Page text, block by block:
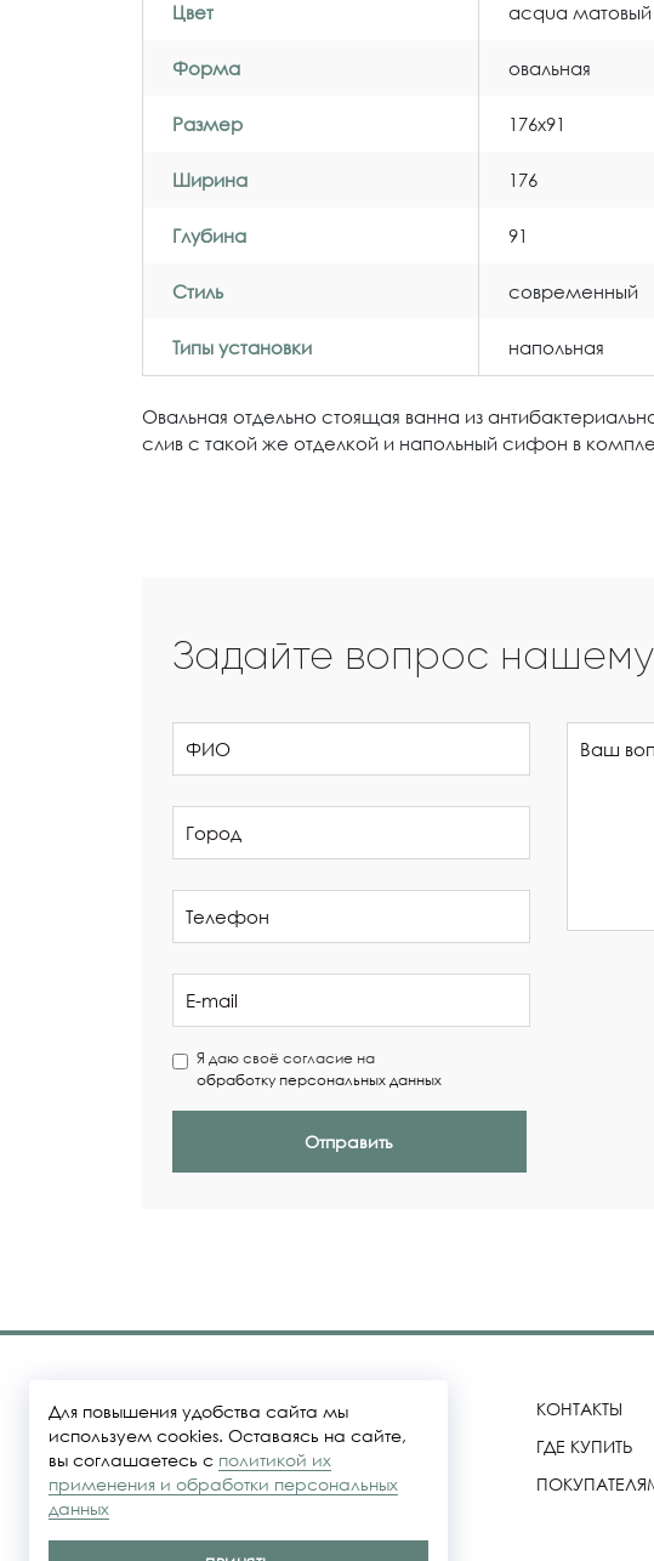
Цвет acqua матовый
Форма овальная
Размер 176x91
Ширина 176
Глубина 91
Стиль современный
Типы установки напольная
Овальная отдельно стоящая ванна из
слив с такой же отделкой и напольный сифон в
Задайте вопрос
Я даю своё согласие на
обработку персональных данных
Отправить
Политика конфидециальности
являются публичной офертой
КОНТАКТЫ
ГДЕ КУПИТЬ
Для повышения удобства сайта мы
используем cookies. Оставаясь на сайте,
вы соглашаетесь с политикой их
применения и обработки персональных
данных